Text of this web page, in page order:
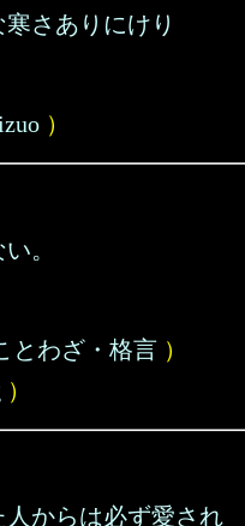
さありにけり
）
。
とわざ・格言 ）
）
人からは必ず愛され